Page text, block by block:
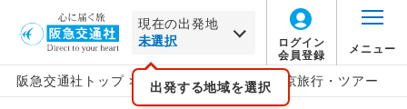
現在の出発地
出発する地域を選択
ログイン
会員登録
メニュー
阪急交通社トップ > 国内旅行 >関東旅行 > 東京旅行・ツアー
北海道
関東
旅行タイプ
この月をすべて選択
一覧から選択 地図から選択
トラピックス
催行確定